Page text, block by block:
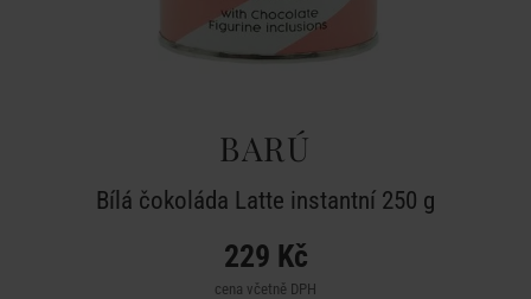
BARÚ
Bílá čokoláda Latte instantní 250 g
229 Kč
cena včetně DPH